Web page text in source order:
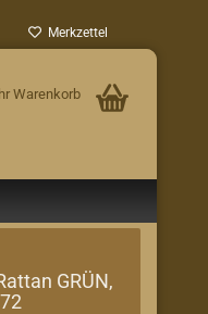
Merkzettel
Warenkorb
GRÜN,